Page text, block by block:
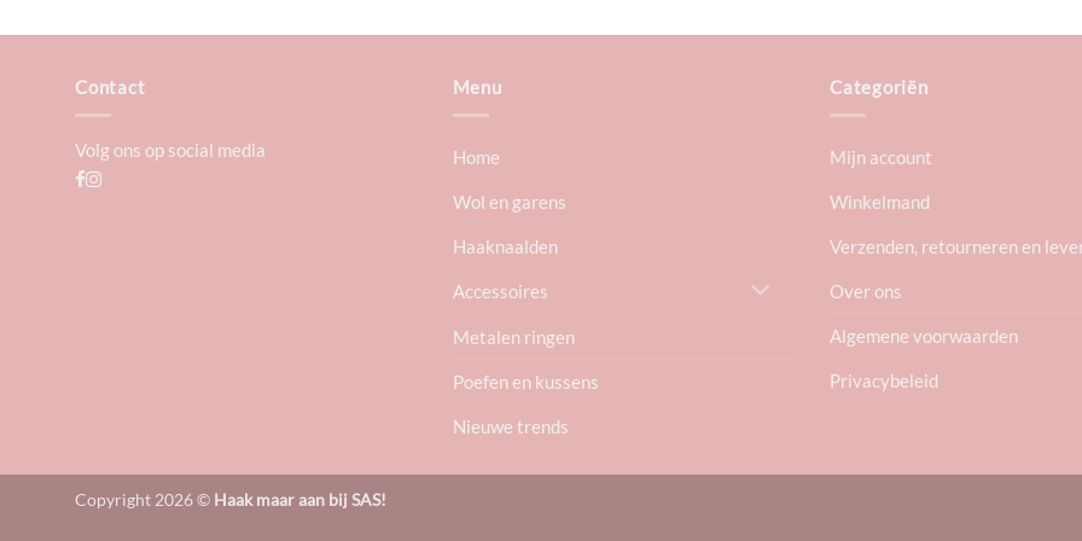
Contact
Volg ons op social media
Menu
Home
Wol en garens
Haaknaalden
Accessoires
Metalen ringen
Poefen en kussens
Nieuwe trends
Categoriën
Mijn account
Winkelmand
Verzenden, retourneren en
Over ons
Algemene voorwaarden
Privacybeleid
Copyright 2026 © Haak maar aan bij SAS!